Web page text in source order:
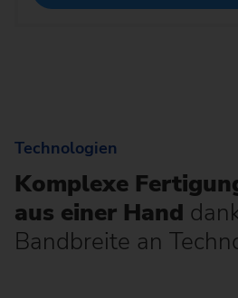
Technologien
Komplexe
aus einer Hand
Bandbreite an